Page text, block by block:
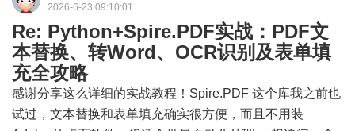
2026-6-23 09:10:01
Re: Python+Spire.PDF实战：PDF文
本替换、转Word、OCR识别及表单填
充全攻略
感谢分享这么详细的实战教程！Spire.PDF 这个库我之前也
试过，文本替换和表单填充确实很方便，而且不用装